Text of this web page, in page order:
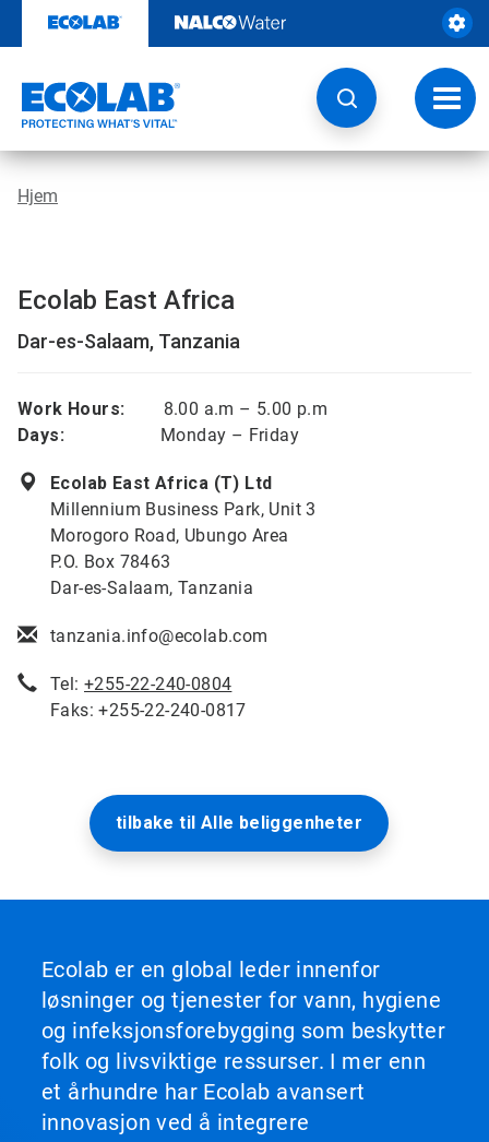
til
Veksle
Hjem
Ecolab East Africa
Dar-es-Salaam, Tanzania
Work Hours: 8.00 a.m – 5.00 p.m
Days: Monday – Friday
Ecolab East Africa (T) Ltd
Millennium Business Park, Unit 3
Morogoro Road, Ubungo Area
P.O. Box 78463
Dar-es-Salaam, Tanzania
tanzania.info@ecolab.com
Tel: +255-22-240-0804
Faks: +255-22-240-0817
tilbake til Alle beliggenheter
Ecolab er en global leder innenfor
løsninger og tjenester for vann, hygiene
og infeksjonsforebygging som beskytter
folk og livsviktige ressurser. I mer enn
et århundre har Ecolab avansert
innovasjon ved å integrere